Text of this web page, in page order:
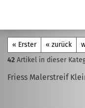
« Erster « zurück
42 Artikel in dieser
Friess Malerstreif